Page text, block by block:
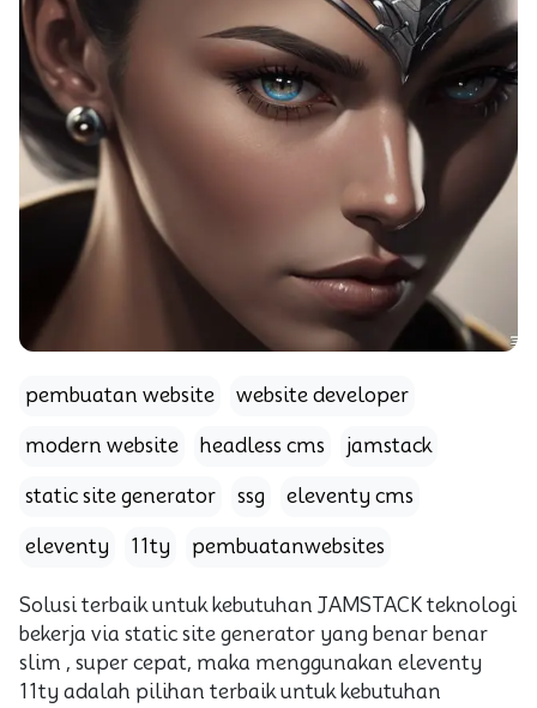
pembuatan website website developer
modern website headless cms jamstack
static site generator ssg eleventy cms
eleventy 11ty pembuatanwebsites
Solusi terbaik untuk kebutuhan JAMSTACK teknologi
bekerja via static site generator yang benar benar
slim , super cepat, maka menggunakan eleventy
11ty adalah pilihan terbaik untuk kebutuhan